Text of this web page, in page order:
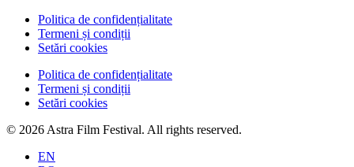
Politica de confidențialitate
Termeni și condiții
Setări cookies
Politica de confidențialitate
Termeni și condiții
Setări cookies
© 2026 Astra Film Festival. All rights reserved.
EN